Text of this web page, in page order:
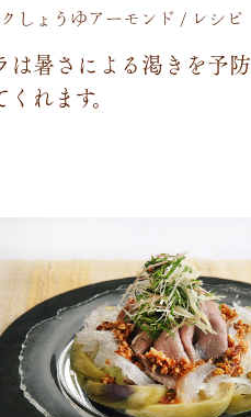
しょうゆアーモンド / レシピ
は暑さ に よ る渇き を予防
く れます。